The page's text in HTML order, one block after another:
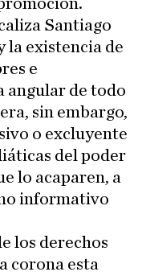
Santiago
la existencia de
e
angular de todo
sin embargo,
o excluyente
del poder
lo acaparen, a
informativo
los derechos
corona esta